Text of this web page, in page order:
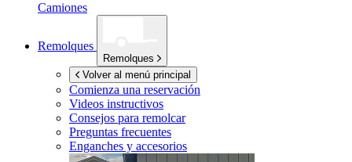
Camiones
Remolques
Remolques
Volver al menú principal
Comienza una reservación
Videos instructivos
Consejos para remolcar
Preguntas frecuentes
Enganches y accesorios